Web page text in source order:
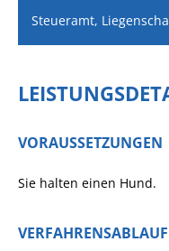
Steueramt,
VORAUSSETZUNGEN
Sie halten einen Hund.
VERFAHRENSABLAUF